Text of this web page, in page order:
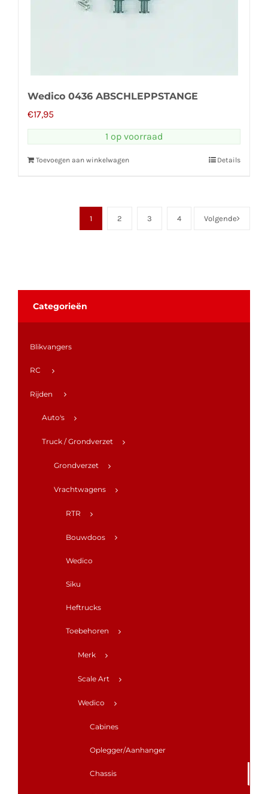
Wedico 0436 ABSCHLEPPSTANGE
€17,95
1 op voorraad
Toevoegen aan winkelwagen Details
1 2 3 4 Volgende
Categorieën
Blikvangers
RC
Rijden
Auto's
Truck / Grondverzet
Grondverzet
Vrachtwagens
RTR
Bouwdoos
Wedico
Siku
Heftrucks
Toebehoren
Merk
Scale Art
Wedico
Cabines
Oplegger/Aanhanger
Chassis